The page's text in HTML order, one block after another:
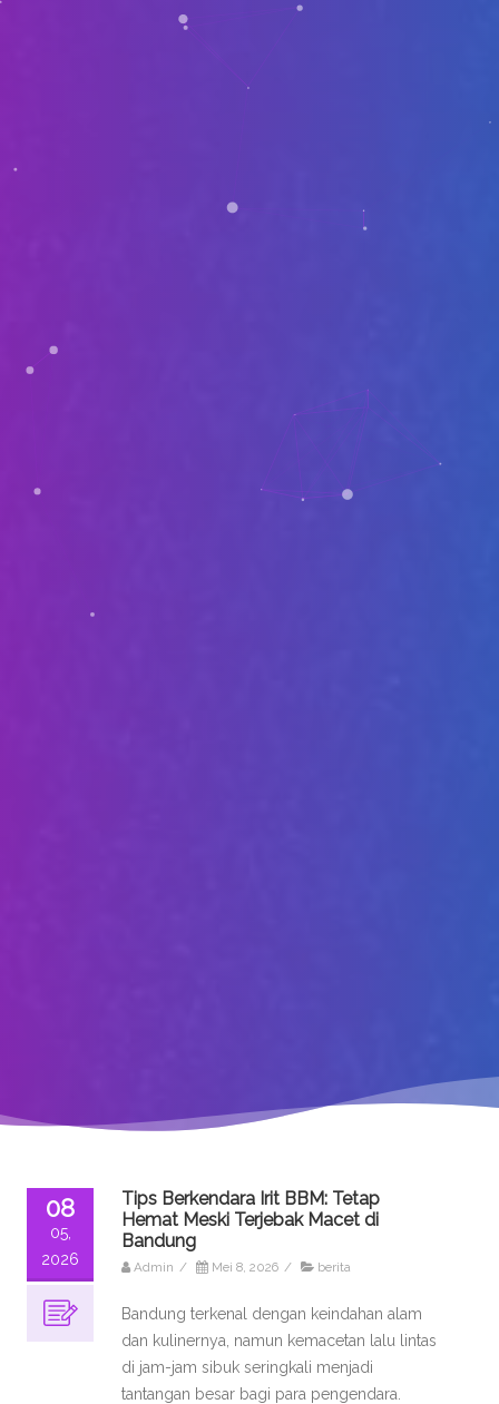
08
05,
2026
Tips Berkendara Irit BBM: Tetap
Hemat Meski Terjebak Macet di
Bandung
Admin / Mei 8, 2026 / berita
Bandung terkenal dengan keindahan alam
dan kulinernya, namun kemacetan lalu lintas
di jam-jam sibuk seringkali menjadi
tantangan besar bagi para pengendara.